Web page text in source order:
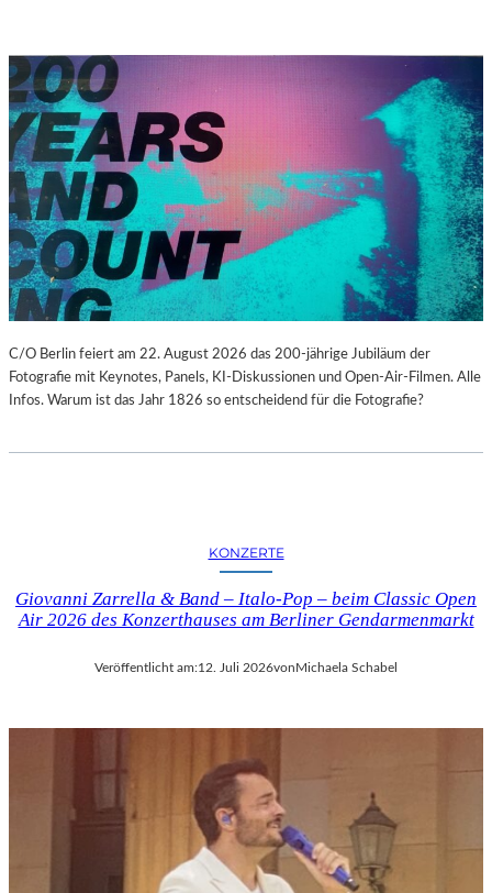
C/O Berlin feiert am 22. August 2026 das 200-jährige Jubiläum der
Fotografie mit Keynotes, Panels, KI-Diskussionen und Open-Air-Filmen. Alle
Infos. Warum ist das Jahr 1826 so entscheidend für die Fotografie?
KONZERTE
Giovanni Zarrella & Band – Italo-Pop – beim Classic Open
Air 2026 des Konzerthauses am Berliner Gendarmenmarkt
Veröffentlicht am:12. Juli 2026von Michaela Schabel